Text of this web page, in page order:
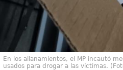
En los allanamientos, el MP incautó
usados para drogar a las víctimas.